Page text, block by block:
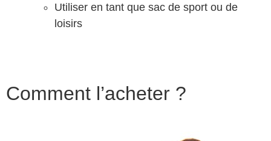
Utiliser en tant que sac de sport ou de
loisirs
Comment l’acheter ?